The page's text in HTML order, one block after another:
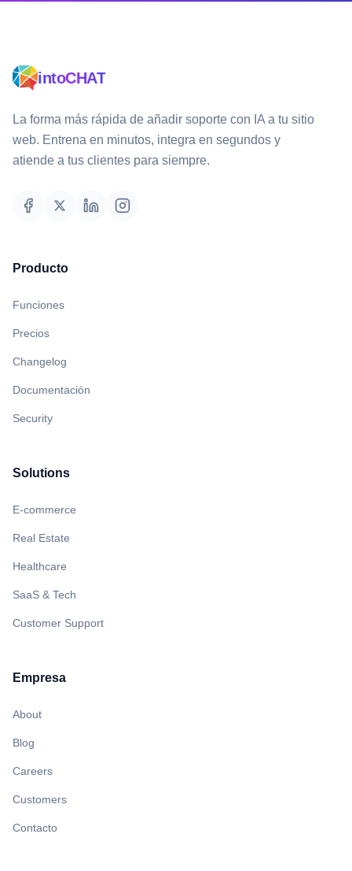
intoCHAT
La forma más rápida de añadir soporte con IA a tu sitio
web. Entrena en minutos, integra en segundos y
atiende a tus clientes para siempre.
Producto
Funciones
Precios
Changelog
Documentación
Security
Solutions
E-commerce
Real Estate
Healthcare
SaaS & Tech
Customer Support
Empresa
About
Blog
Careers
Customers
Contacto